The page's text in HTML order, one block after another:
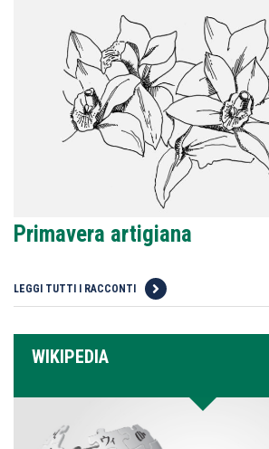
Primavera artigiana
LEGGI TUTTI I RACCONTI
WIKIPEDIA